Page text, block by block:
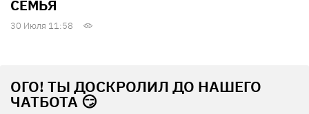
СЕМЬЯ
30 Июля 11:58
ОГО! ТЫ ДОСКРОЛИЛ ДО НАШЕГО
ЧАТБОТА 😏